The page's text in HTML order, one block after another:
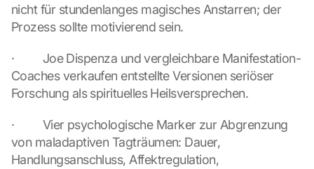
nicht für stundenlanges magisches Anstarren; der
Prozess sollte motivierend sein.
·         Joe Dispenza und vergleichbare Manifestation-
Coaches verkaufen entstellte Versionen seriöser
Forschung als spirituelles Heilsversprechen.
·         Vier psychologische Marker zur Abgrenzung
von maladaptiven Tagträumen: Dauer,
Handlungsanschluss, Affektregulation,
e
M
p
s
.
D
a
w